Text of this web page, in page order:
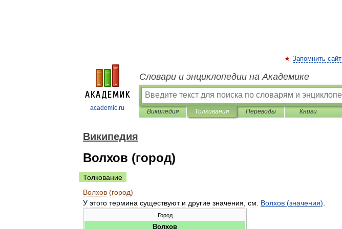
academic.ru
Запомнить сайт
Словари и энциклопедии на Академике
Википедия Толкования Переводы Книги
Википедия
Волхов (город)
Толкование
Волхов (город)
У этого термина существуют и другие значения см Волхов (значения)
Город
Волхов